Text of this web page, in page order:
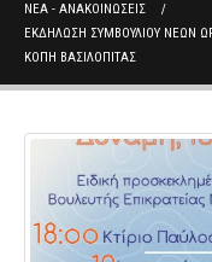
ΝΈΑ - ΑΝΑΚΟΙΝΏΣΕΙΣ
ΕΚΔΉΛΩΣΗ ΣΥΜΒΟΥΛΊΟΥ ΝΈΩΝ
ΚΟΠΉ ΒΑΣΙΛΌΠΙΤΑΣ